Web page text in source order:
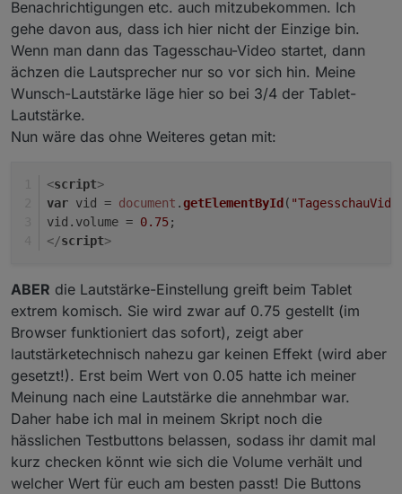
Benachrichtigungen etc. auch mitzubekommen. Ich
gehe davon aus, dass ich hier nicht der Einzige bin.
Wenn man dann das Tagesschau-Video startet, dann
ächzen die Lautsprecher nur so vor sich hin. Meine
Wunsch-Lautstärke läge hier so bei 3/4 der Tablet-
Lautstärke.
Nun wäre das ohne Weiteres getan mit:
<script>
var vid = document .getElementById (
vid. volume = 0.75;
</script>
ABER die Lautstärke-Einstellung greift beim Tablet
extrem komisch. Sie wird zwar auf 0.75 gestellt (im
Browser funktioniert das sofort), zeigt aber
lautstärketechnisch nahezu gar keinen Effekt (wird aber
gesetzt!). Erst beim Wert von 0.05 hatte ich meiner
Meinung nach eine Lautstärke die annehmbar war.
Daher habe ich mal in meinem Skript noch die
hässlichen Testbuttons belassen, sodass ihr damit mal
kurz checken könnt wie sich die Volume verhält und
welcher Wert für euch am besten passt! Die Buttons